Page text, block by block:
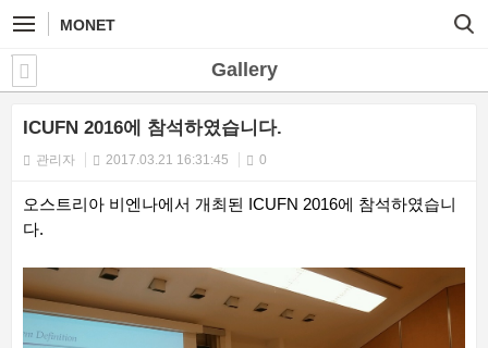
MONET
Gallery
ICUFN 2016에 참석하였습니다.
관리자 2017.03.21 16:31:45 0
오스트리아 비엔나에서 개최된 ICUFN 2016에 참석하였습니
다.